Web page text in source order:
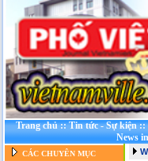
Trang chủ::Tin tức - Sự kiện::
News
CÁC CHUYÊN MỤC